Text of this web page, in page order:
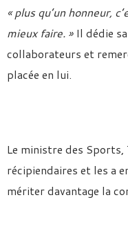
« plus qu’un honneur,
mieux faire. »Il dédie sa
collaborateurs et
placée en lui.
Le ministre des
récipiendaires et les a
mériter davantage la